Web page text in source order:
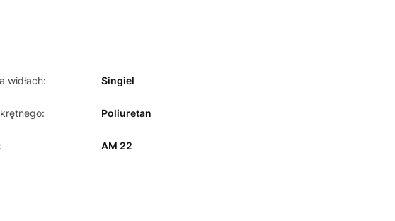
widłach: Singiel
Poliuretan
AM 22